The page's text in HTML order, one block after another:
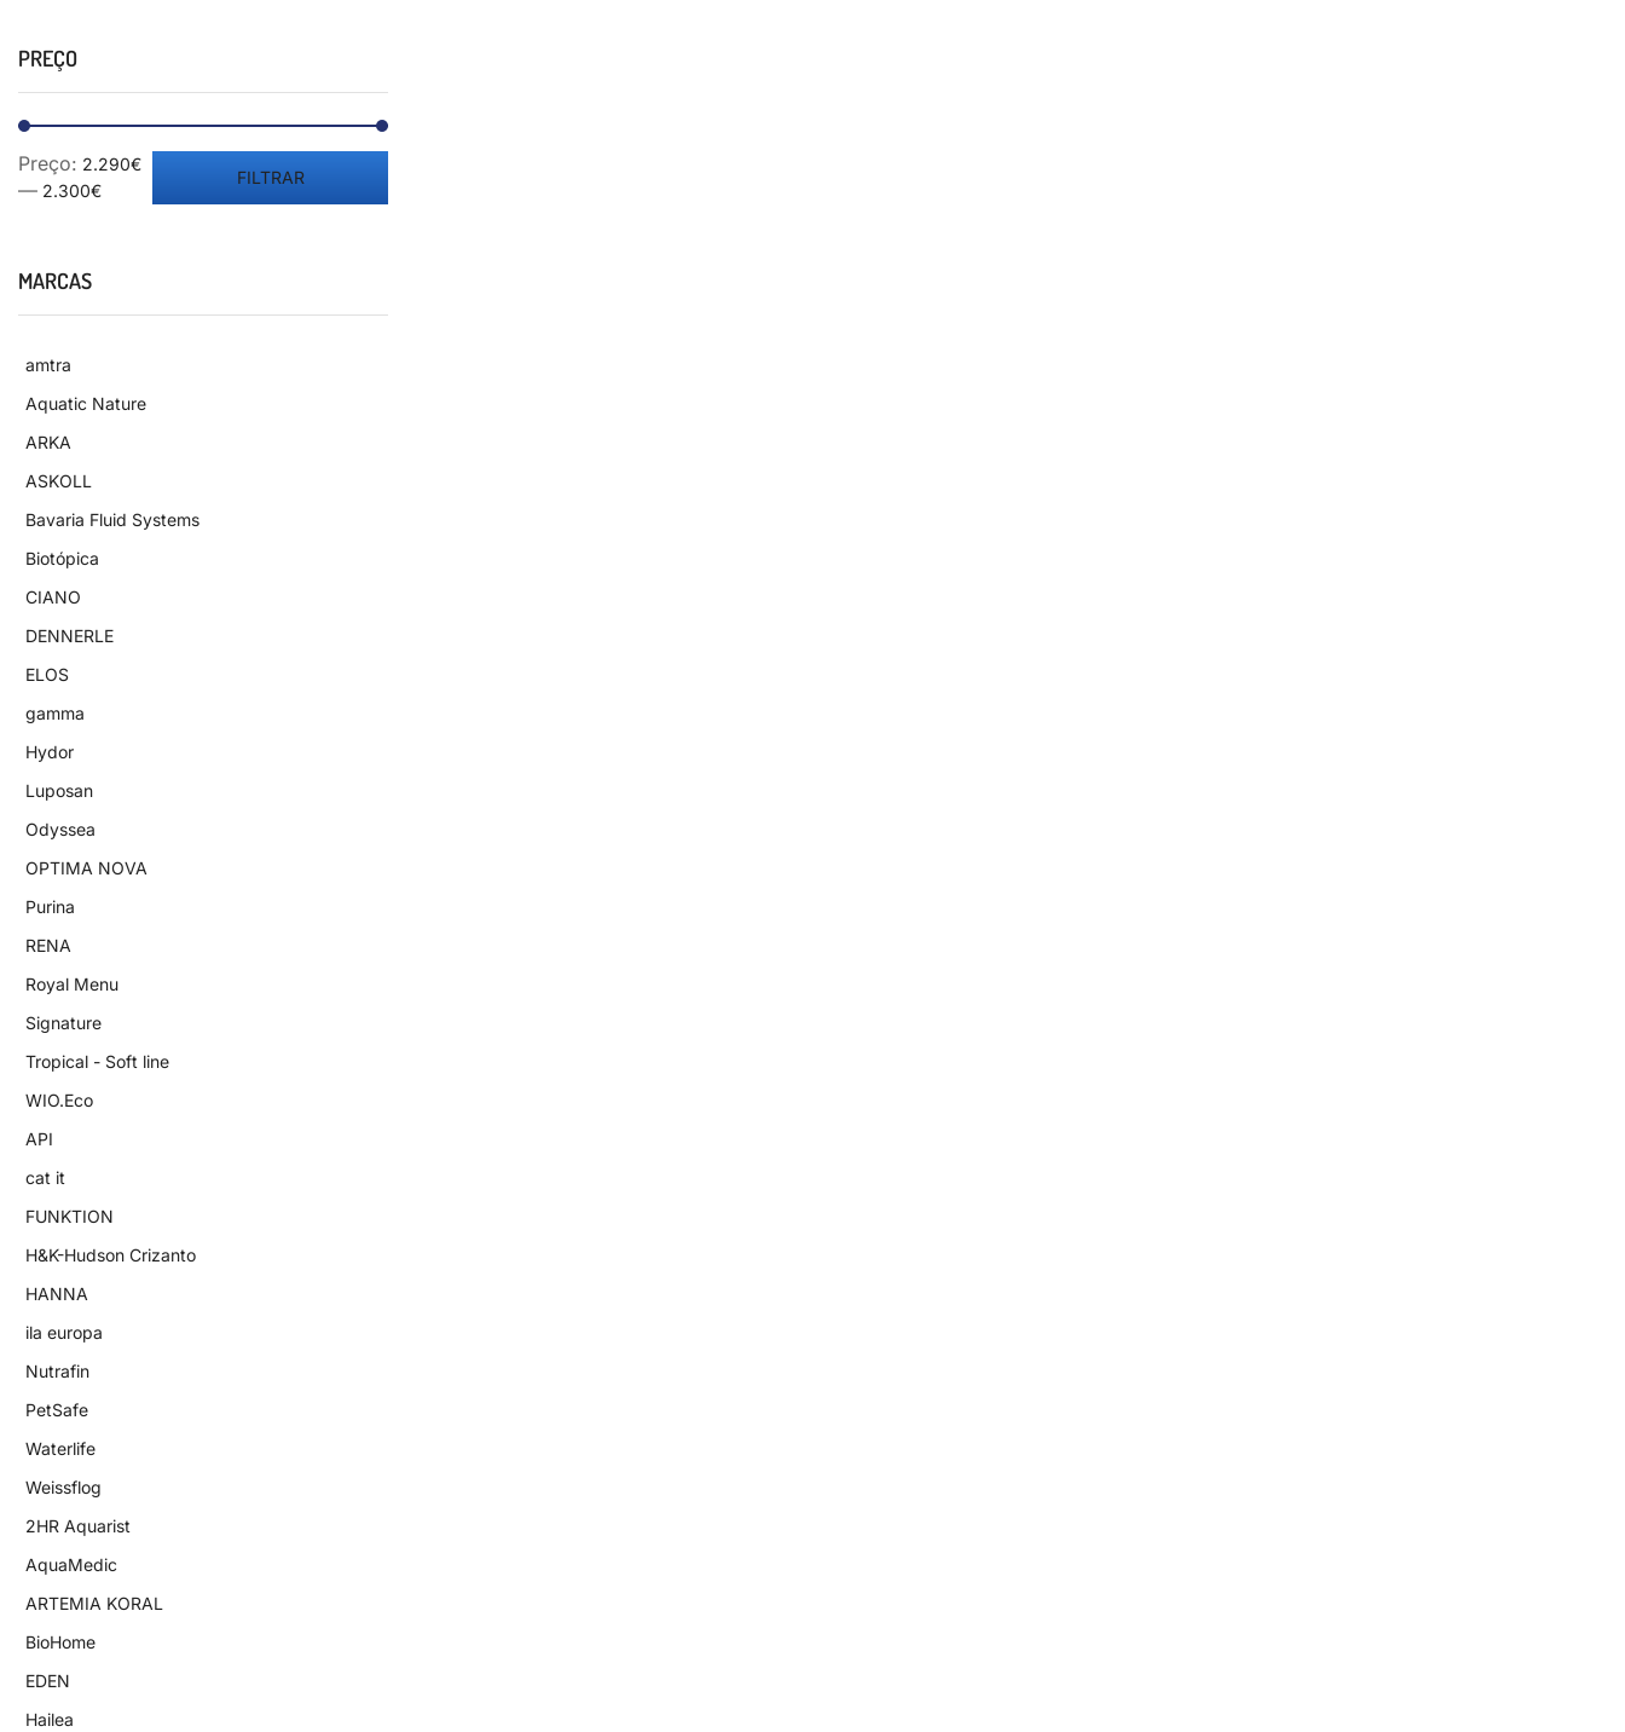
PREÇO
FILTRAR
Preço: 2.290€
— 2.300€
MARCAS
amtra
Aquatic Nature
ARKA
ASKOLL
Bavaria Fluid Systems
Biotópica
CIANO
DENNERLE
ELOS
gamma
Hydor
Luposan
Odyssea
OPTIMA NOVA
Purina
RENA
Royal Menu
Signature
Tropical - Soft line
WIO.Eco
API
cat it
FUNKTION
H&K-Hudson Crizanto
HANNA
ila europa
Nutrafin
PetSafe
Waterlife
Weissflog
2HR Aquarist
AquaMedic
ARTEMIA KORAL
BioHome
EDEN
Hailea